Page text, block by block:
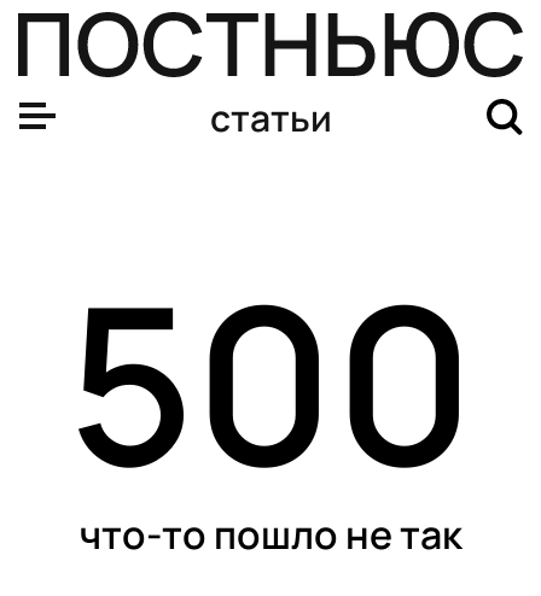
статьи
500
что-то пошло не так